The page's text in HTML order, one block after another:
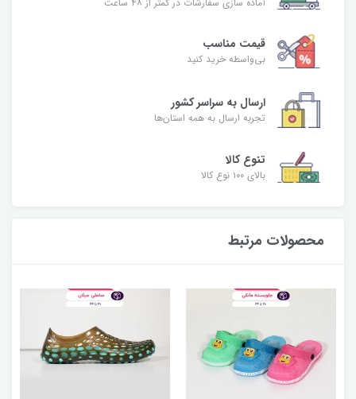
قیمت مناسب
بی‌واسطه خرید کنید
ارسال به سراسر کشور
تجربه ارسال به همه استان‌ها
تنوع کالا
بالای ۱۰۰ نوع کالا
محصولات مرتبط